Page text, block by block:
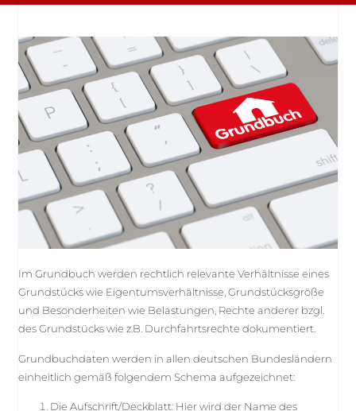
Im Grundbuch werden rechtlich relevante Verhältnisse eines
Grundstücks wie Eigentumsverhältnisse, Grundstücksgröße
und Besonderheiten wie Belastungen, Rechte anderer bzgl.
des Grundstücks wie z.B. Durchfahrtsrechte dokumentiert.
Grundbuchdaten werden in allen deutschen Bundesländern
einheitlich gemäß folgendem Schema aufgezeichnet:
Die Aufschrift/Deckblatt: Hier wird der Name des